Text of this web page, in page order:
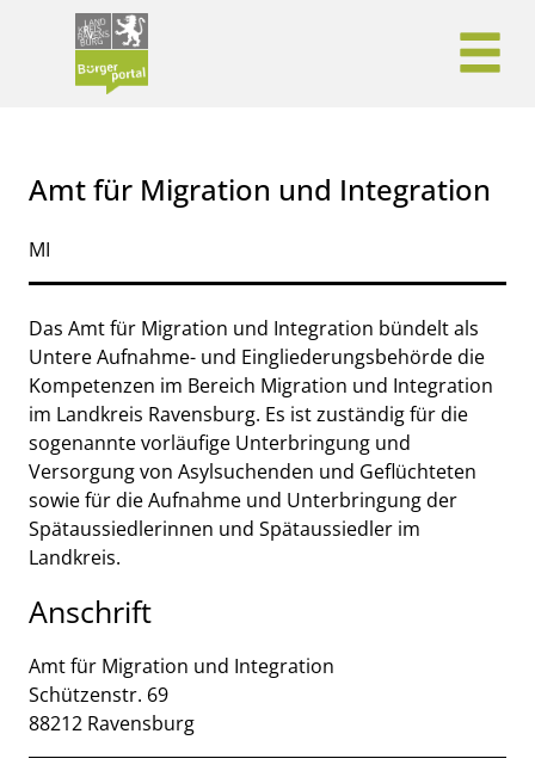
Zum Hauptinhalt springen
Zum Header
Zum Hauptinhalt
Zum Footer
Amt für Migration und Integration
Kurzbezeichnung
MI
Beschreibung
Das Amt für Migration und Integration bündelt als
Untere Aufnahme- und Eingliederungsbehörde die
Kompetenzen im Bereich Migration und Integration
im Landkreis Ravensburg. Es ist zuständig für die
sogenannte vorläufige Unterbringung und
Versorgung von Asylsuchenden und Geflüchteten
sowie für die Aufnahme und Unterbringung der
Spätaussiedlerinnen und Spätaussiedler im
Landkreis.
Anschrift
Amt für Migration und Integration
Schützenstr. 69
88212 Ravensburg